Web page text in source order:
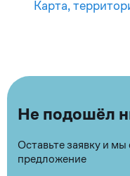
Карта,
Не подошёл
Оставьте заявку и
предложение